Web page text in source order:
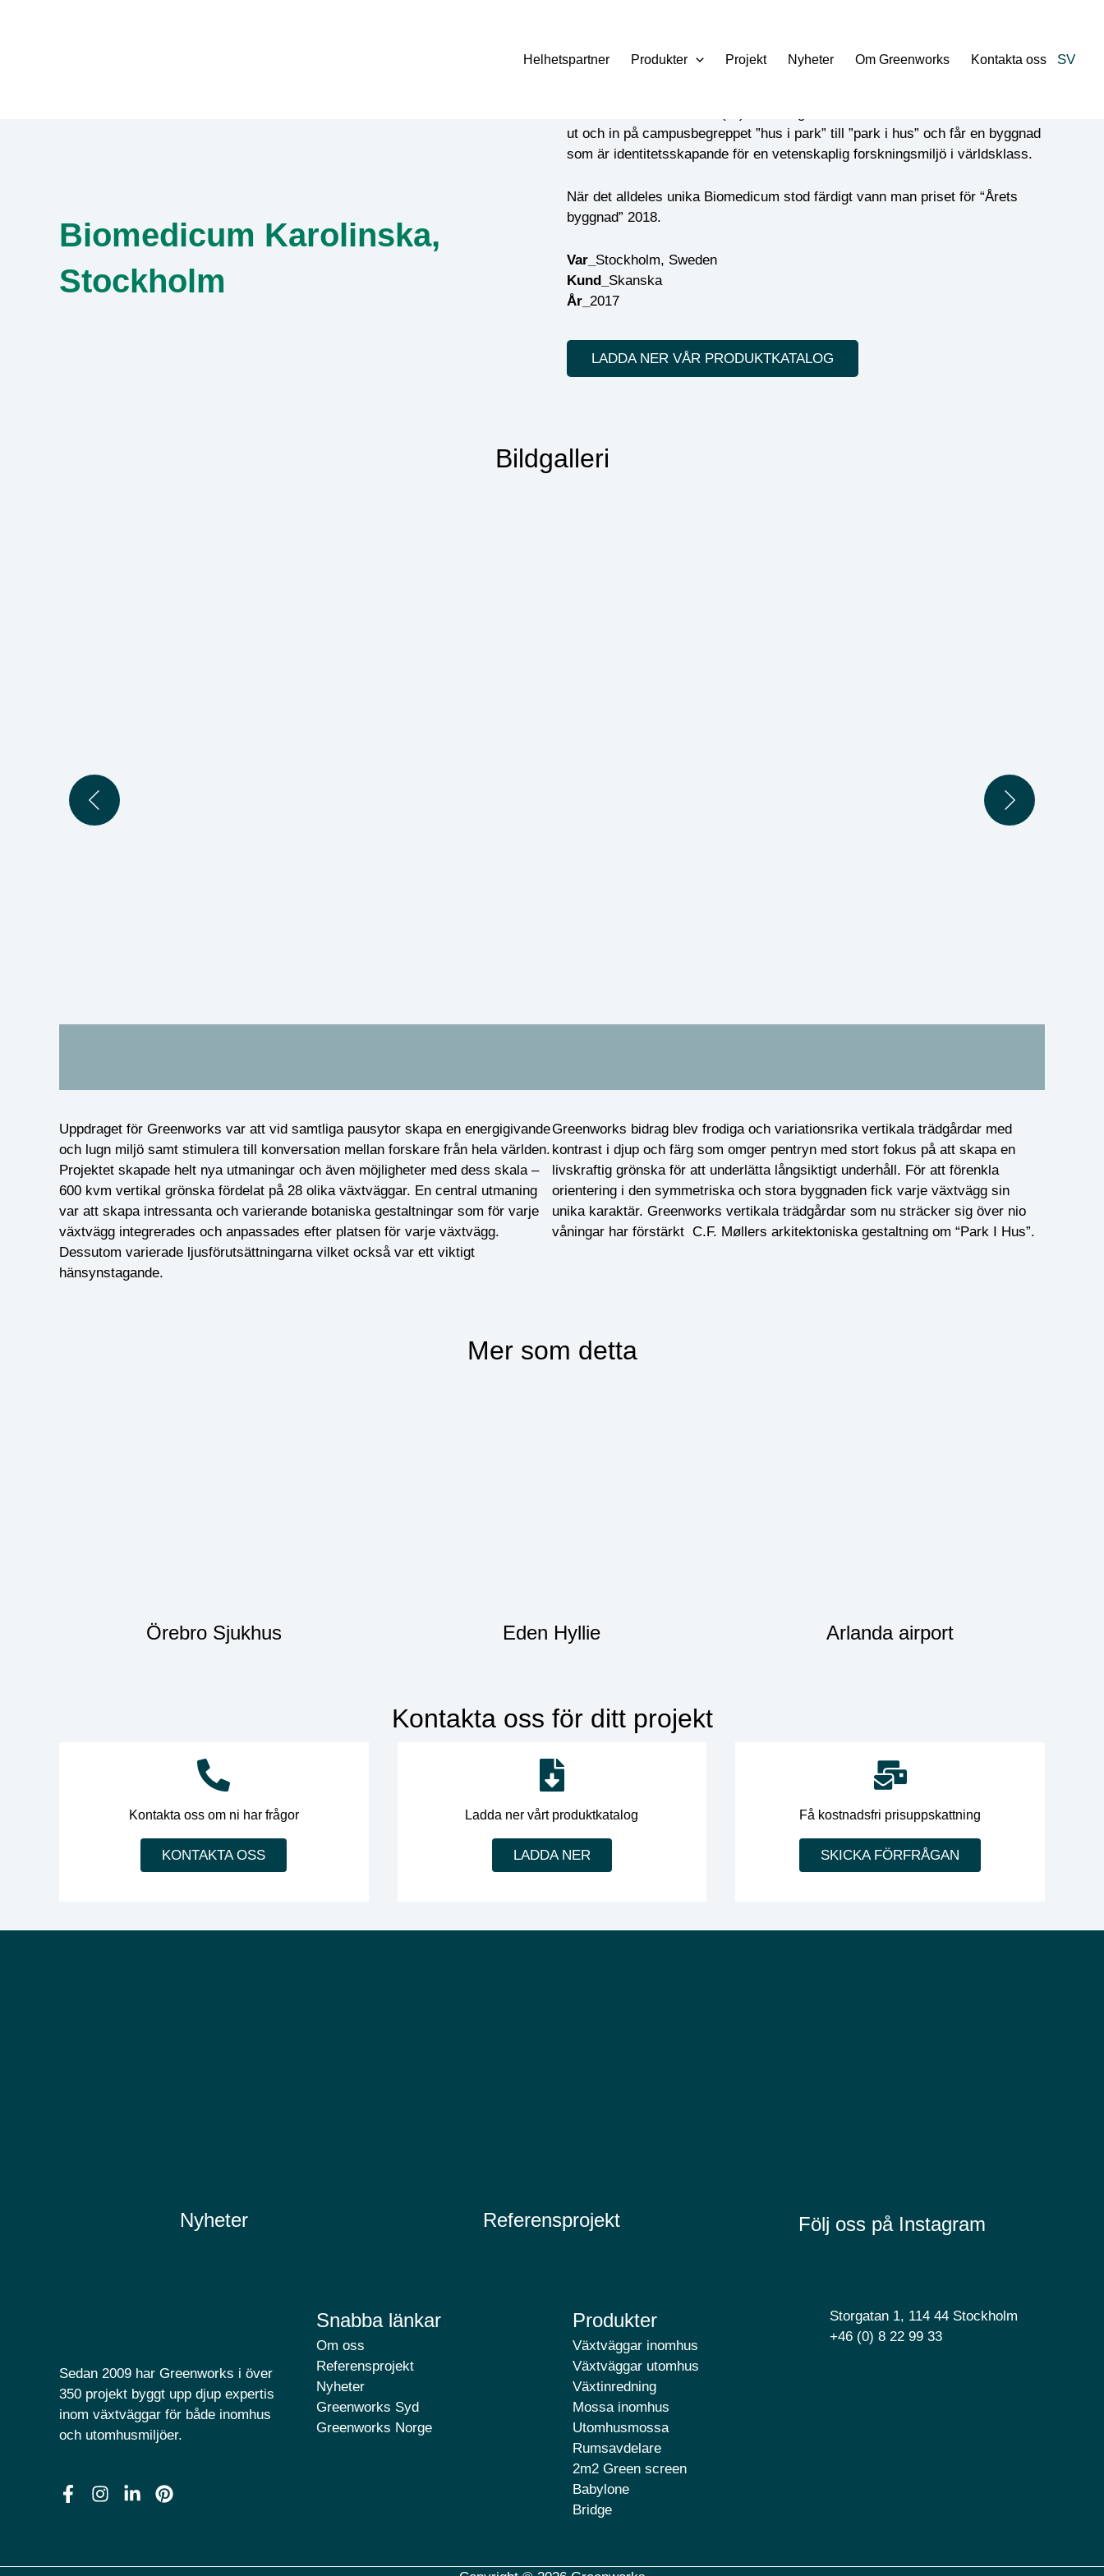
Helhetspartner Produkter Projekt Nyheter Om Greenworks Kontakta oss SV
Biomedicum Karolinska,
Stockholm
ut och in på campusbegreppet ”hus i park” till ”park i hus” och får en byggnad
som är identitetsskapande för en vetenskaplig forskningsmiljö i världsklass.
När det alldeles unika Biomedicum stod färdigt vann man priset för “Årets
byggnad” 2018.
Var_ Stockholm, Sweden
Kund_ Skanska
År_ 2017
LADDA NER VÅR PRODUKTKATALOG
Bildgalleri
Uppdraget för Greenworks var att vid samtliga pausytor skapa en energigivande
och lugn miljö samt stimulera till konversation mellan forskare från hela världen.
Projektet skapade helt nya utmaningar och även möjligheter med dess skala –
600 kvm vertikal grönska fördelat på 28 olika växtväggar. En central utmaning
var att skapa intressanta och varierande botaniska gestaltningar som för varje
växtvägg integrerades och anpassades efter platsen för varje växtvägg.
Dessutom varierade ljusförutsättningarna vilket också var ett viktigt
hänsynstagande.
Greenworks bidrag blev frodiga och variationsrika vertikala trädgårdar med
kontrast i djup och färg som omger pentryn med stort fokus på att skapa en
livskraftig grönska för att underlätta långsiktigt underhåll. För att förenkla
orientering i den symmetriska och stora byggnaden fick varje växtvägg sin
unika karaktär. Greenworks vertikala trädgårdar som nu sträcker sig över nio
våningar har förstärkt C.F. Møllers arkitektoniska gestaltning om “Park I Hus”.
Mer som detta
Örebro Sjukhus Eden Hyllie Arlanda airport
Kontakta oss för ditt projekt
Kontakta oss om ni har frågor
KONTAKTA OSS
Ladda ner vårt produktkatalog
LADDA NER
Få kostnadsfri prisuppskattning
SKICKA FÖRFRÅGAN
Nyheter Referensprojekt Följ oss på Instagram
Sedan 2009 har Greenworks i över
350 projekt byggt upp djup expertis
inom växtväggar för både inomhus
och utomhusmiljöer.
Snabba länkar
Om oss
Referensprojekt
Nyheter
Greenworks Syd
Greenworks Norge
Produkter
Växtväggar inomhus
Växtväggar utomhus
Växtinredning
Mossa inomhus
Utomhusmossa
Rumsavdelare
2m2 Green screen
Babylone
Bridge
Storgatan 1, 114 44 Stockholm
+46 (0) 8 22 99 33